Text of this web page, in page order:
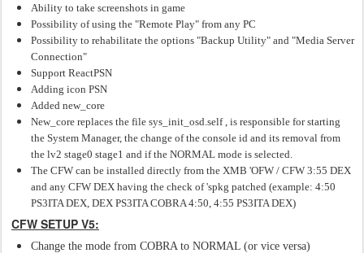
Ability to take screenshots in game
Possibility of using the "Remote Play" from any PC
Possibility to rehabilitate the options "Backup Utility" and "Media Server
Connection"
Support ReactPSN
Adding icon PSN
Added new_core
New_core replaces the file sys_init_osd.self , is responsible for starting
the System Manager, the change of the console id and its removal from
the lv2 stage0 stage1 and if the NORMAL mode is selected.
The CFW can be installed directly from the XMB 'OFW / CFW 3:55 DEX
and any CFW DEX having the check of 'spkg patched (example: 4:50
PS3ITA DEX, DEX PS3ITA COBRA 4:50, 4:55 PS3ITA DEX)
CFW SETUP V5:
Change the mode from COBRA to NORMAL (or vice versa)